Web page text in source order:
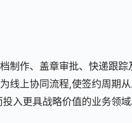
制作、盖章审批、快递跟踪
线上协同流程,使签约周期
入更具战略价值的业务领域